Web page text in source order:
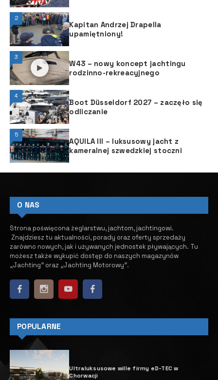
2
Kapitan Andrzej Drapella
upamiętniony!
3
W43 – nowy koncept jachtingu
rodzinno-rekreacyjnego
4
Boot Düsseldorf 2027 – zaczęło się
odliczanie
5
AQUILA III – luksusowy jacht z
kameralnej szwedzkiej stoczni
O NAS
Strona poświęcona żeglarstwu, jachtom, jachtingowi.
Znajdziesz tu aktualności, porady oraz oferty sprzedaży
zarówno nowych, jak i używanych jednostek pływających. ​ Tu
możesz także wykupić dostęp do naszych magazynów
„Jachting” oraz „Jachting Motorowy”.
POPULARNE
Ultraluksusowe wille firmy eD-TEC w
Chorwacji